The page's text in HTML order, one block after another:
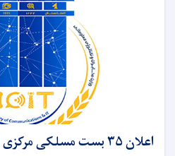
اعلان ۳۵ بست مسلکی مرکزی اداره معیار و کیفیت